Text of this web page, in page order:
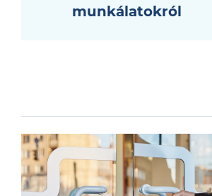
munkálatokról